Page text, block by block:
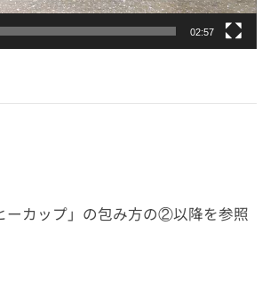
02:57
ーカップ」の包み方の②以降を参照